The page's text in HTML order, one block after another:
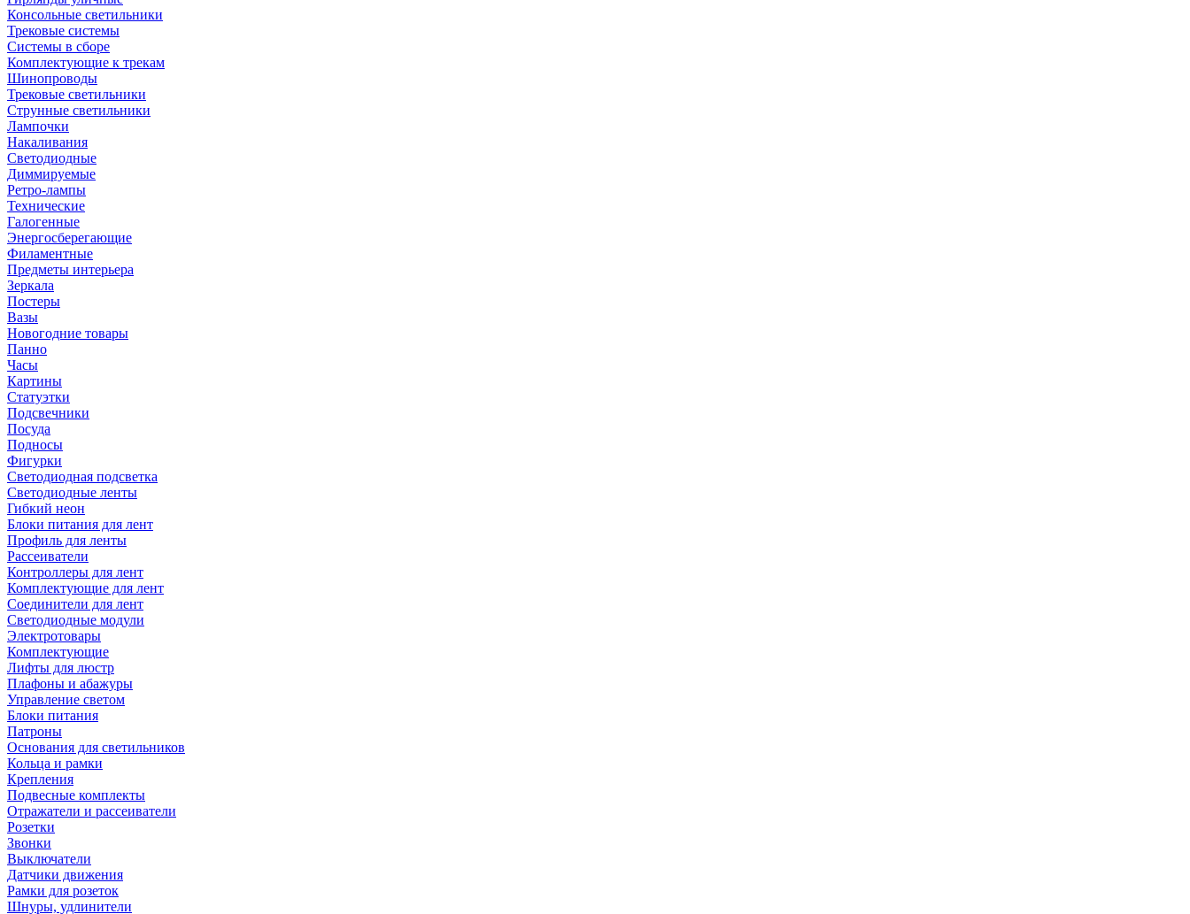
Консольные светильники
Трековые системы
Системы в сборе
Комплектующие к трекам
Шинопроводы
Трековые светильники
Струнные светильники
Лампочки
Накаливания
Светодиодные
Диммируемые
Ретро-лампы
Технические
Галогенные
Энергосберегающие
Филаментные
Предметы интерьера
Зеркала
Постеры
Вазы
Новогодние товары
Панно
Часы
Картины
Статуэтки
Подсвечники
Посуда
Подносы
Фигурки
Светодиодная подсветка
Светодиодные ленты
Гибкий неон
Блоки питания для лент
Профиль для ленты
Рассеиватели
Контроллеры для лент
Комплектующие для лент
Соединители для лент
Светодиодные модули
Электротовары
Комплектующие
Лифты для люстр
Плафоны и абажуры
Управление светом
Блоки питания
Патроны
Основания для светильников
Кольца и рамки
Крепления
Подвесные комплекты
Отражатели и рассеиватели
Розетки
Звонки
Выключатели
Датчики движения
Рамки для розеток
Шнуры, удлинители